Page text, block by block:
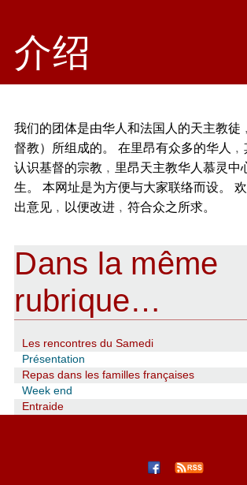
介绍
我们的团体是由华人和法国人的天主教徒
督教）所组成的。 在里昂有众多的华人
认识基督的宗教﹐里昂天主教华人慕灵中
生。 本网址是为方便与大家联络而设。
出意见﹐以便改进﹐符合众之所求。
Dans la même
rubrique…
Les rencontres du Samedi
Présentation
Repas dans les familles françaises
Week end
Entraide